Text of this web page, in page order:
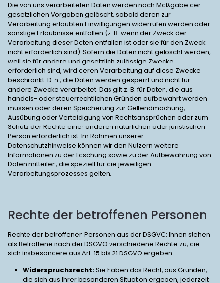
Die von uns verarbeiteten Daten werden nach Maßgabe der
gesetzlichen Vorgaben gelöscht, sobald deren zur
Verarbeitung erlaubten Einwilligungen widerrufen werden oder
sonstige Erlaubnisse entfallen (z. B. wenn der Zweck der
Verarbeitung dieser Daten entfallen ist oder sie für den Zweck
nicht erforderlich sind). Sofern die Daten nicht gelöscht werden,
weil sie für andere und gesetzlich zulässige Zwecke
erforderlich sind, wird deren Verarbeitung auf diese Zwecke
beschränkt. D. h., die Daten werden gesperrt und nicht für
andere Zwecke verarbeitet. Das gilt z. B. für Daten, die aus
handels- oder steuerrechtlichen Gründen aufbewahrt werden
müssen oder deren Speicherung zur Geltendmachung,
Ausübung oder Verteidigung von Rechtsansprüchen oder zum
Schutz der Rechte einer anderen natürlichen oder juristischen
Person erforderlich ist. Im Rahmen unserer
Datenschutzhinweise können wir den Nutzern weitere
Informationen zu der Löschung sowie zu der Aufbewahrung von
Daten mitteilen, die speziell für die jeweiligen
Verarbeitungsprozesses gelten.
Rechte der betroffenen Personen
Rechte der betroffenen Personen aus der DSGVO: Ihnen stehen
als Betroffene nach der DSGVO verschiedene Rechte zu, die
sich insbesondere aus Art. 15 bis 21 DSGVO ergeben:
Widerspruchsrecht:Sie haben das Recht, aus Gründen,
die sich aus Ihrer besonderen Situation ergeben, jederzeit